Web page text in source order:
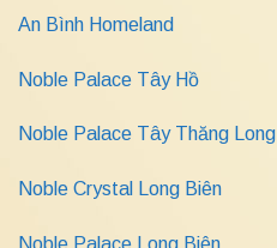
An Bình Homeland
Noble Palace Tây Hồ
Noble Palace Tây Thăng Long
Noble Crystal Long Biên
Noble Palace Long Biên